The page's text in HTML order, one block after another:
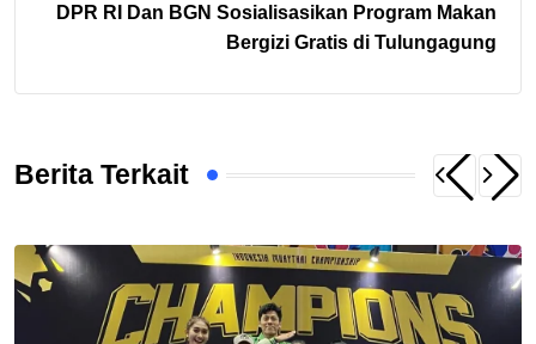
DPR RI Dan BGN Sosialisasikan Program Makan
Bergizi Gratis di Tulungagung
Berita Terkait